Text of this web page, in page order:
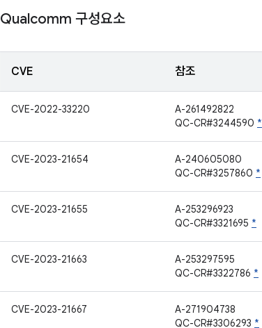
Qualcomm 구성요소
CVE 참조
CVE-2022-33220
A-261492822
QC-CR#3244590 *
CVE-2023-21654
A-240605080
QC-CR#3257860 *
CVE-2023-21655
A-253296923
QC-CR#3321695 *
CVE-2023-21663
A-253297595
QC-CR#3322786 *
CVE-2023-21667
A-271904738
QC-CR#3306293 *